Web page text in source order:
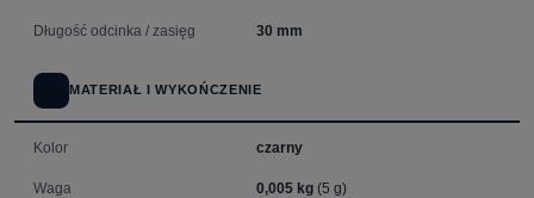
Długość odcinka / zasięg 30 mm
MATERIAŁ I WYKOŃCZENIE
Kolor czarny
Waga 0,005 kg (5 g)